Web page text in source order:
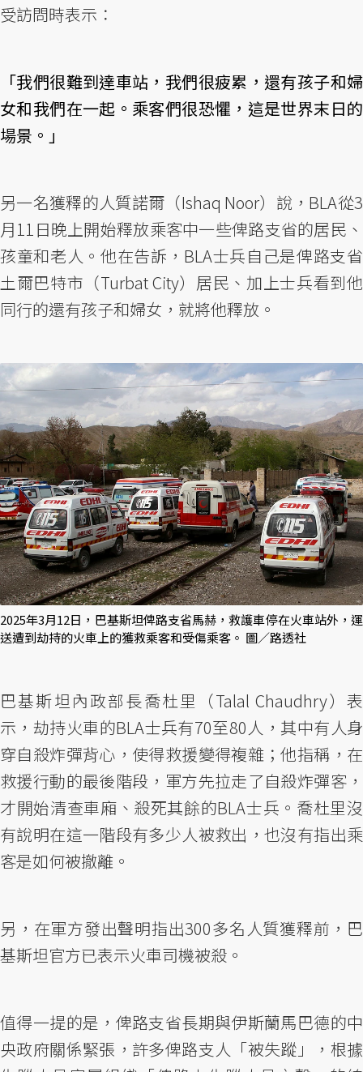
受訪問時表示：
「我們很難到達車站，我們很疲累，還有孩子和婦
女和我們在一起。乘客們很恐懼，這是世界末日的
場景。」
另一名獲釋的人質諾爾（Ishaq Noor）說，BLA從3
月11日晚上開始釋放乘客中一些俾路支省的居民、
孩童和老人。他在告訴，BLA士兵自己是俾路支省
土爾巴特市（Turbat City）居民、加上士兵看到他
同行的還有孩子和婦女，就將他釋放。
2025年3月12日，巴基斯坦俾路支省馬赫，救護車停在火車站外，運
送遭到劫持的火車上的獲救乘客和受傷乘客。 圖／路透社
巴基斯坦內政部長喬杜里（Talal Chaudhry）表
示，劫持火車的BLA士兵有70至80人，其中有人身
穿自殺炸彈背心，使得救援變得複雜；他指稱，在
救援行動的最後階段，軍方先拉走了自殺炸彈客，
才開始清查車廂、殺死其餘的BLA士兵。喬杜里沒
有說明在這一階段有多少人被救出，也沒有指出乘
客是如何被撤離。
另，在軍方發出聲明指出300多名人質獲釋前，巴
基斯坦官方已表示火車司機被殺。
值得一提的是，俾路支省長期與伊斯蘭馬巴德的中
央政府關係緊張，許多俾路支人「被失蹤」，根據